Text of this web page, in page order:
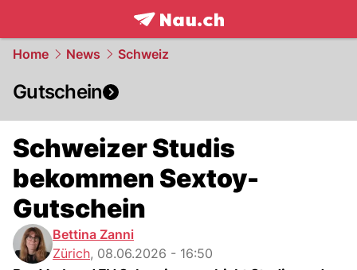
frontpage.NAU.ch
Home News Schweiz
Gutschein
Schweizer Studis
bekommen Sextoy-
Gutschein
Bettina Zanni
Zürich, 08.06.2026 - 16:50